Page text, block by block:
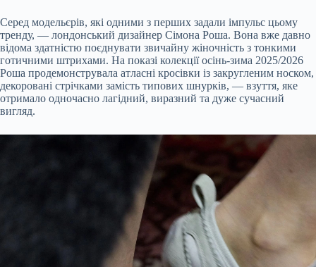
Серед модельєрів, які одними з перших задали імпульс цьому
тренду, — лондонський дизайнер Сімона Роша. Вона вже давно
відома здатністю поєднувати звичайну жіночність з тонкими
готичними штрихами. На показі колекції осінь-зима 2025/2026
Роша продемонструвала атласні кросівки із закругленим носком,
декоровані стрічками замість типових шнурків, — взуття, яке
отримало одночасно лагідний, виразний та дуже сучасний
вигляд.